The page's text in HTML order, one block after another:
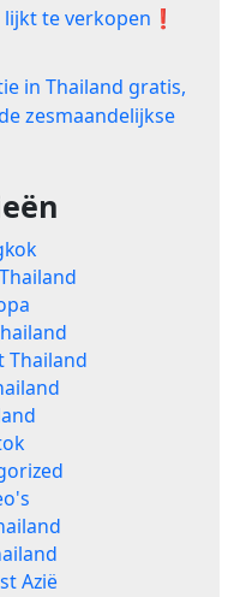
te verkopen❗️
in Thailand gratis,
zesmaandelijkse
Thailand
Azië